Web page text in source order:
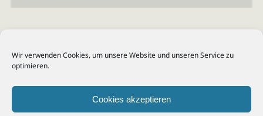
Wir verwenden Cookies, um unsere Website und unseren Service zu
optimieren.
Cookies akzeptieren